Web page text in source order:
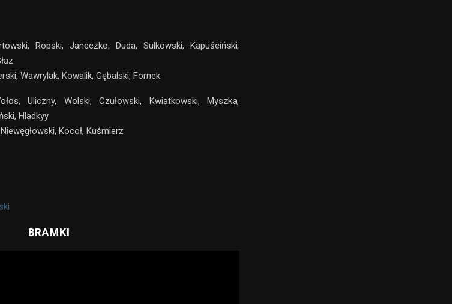
Ropski, Janeczko, Duda, Sulkowski, Kapuściński,
Wawrylak, Kowalik, Gębalski, Fornek
Uliczny, Wolski, Czułowski, Kwiatkowski, Myszka,
Hladkyy
Kocoł, Kuśmierz
BRAMKI